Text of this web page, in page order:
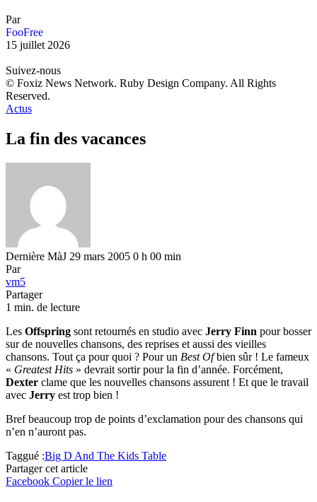
Par
FooFree
15 juillet 2026
Suivez-nous
© Foxiz News Network. Ruby Design Company. All Rights
Reserved.
Actus
La fin des vacances
Dernière MàJ 29 mars 2005 0 h 00 min
Par
vm5
Partager
1 min. de lecture
Les Offspring sont retournés en studio avec Jerry Finn pour bosser
sur de nouvelles chansons, des reprises et aussi des vieilles
chansons. Tout ça pour quoi ? Pour un Best Ofbien sûr ! Le fameux
« Greatest Hits » devrait sortir pour la fin d’année. Forcément,
Dexter clame que les nouvelles chansons assurent ! Et que le travail
avec Jerry est trop bien !
Bref beaucoup trop de points d’exclamation pour des chansons qui
n’en n’auront pas.
Taggué :Big D And The Kids Table
Partager cet article
Facebook Copier le lien